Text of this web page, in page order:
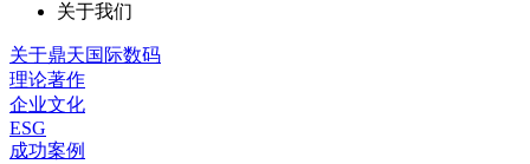
关于我们
关于鼎天国际数码
理论著作
企业文化
ESG
成功案例